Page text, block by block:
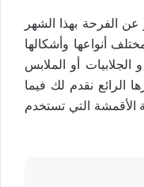
عن الفرحة بهذا الشهر
أنواعها وأشكالها
أو الملابس
الرائع نقدم لك فيما
الأقمشة التي تستخدم